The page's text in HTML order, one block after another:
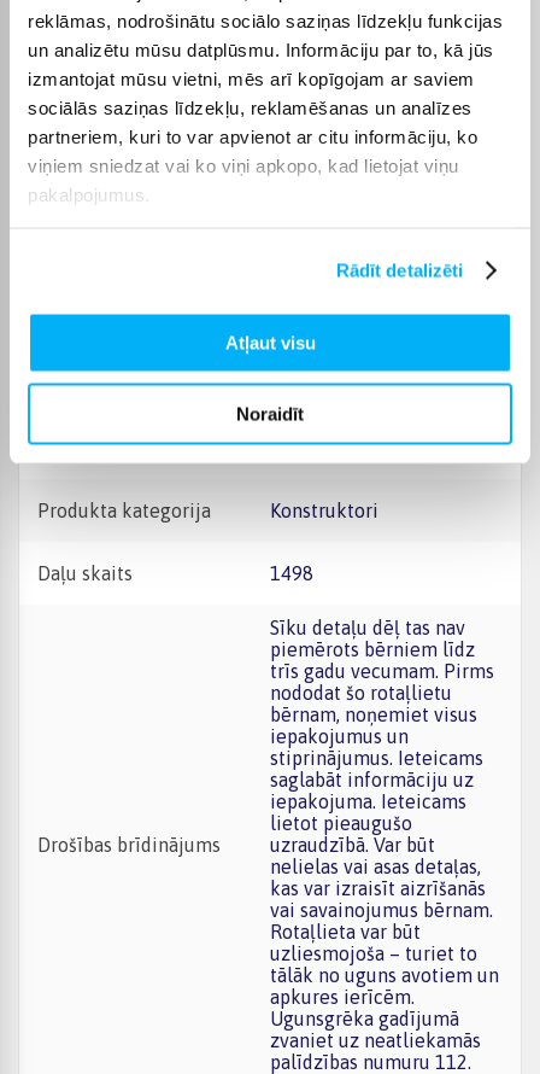
reklāmas, nodrošinātu sociālo saziņas līdzekļu funkcijas
un analizētu mūsu datplūsmu. Informāciju par to, kā jūs
izmantojat mūsu vietni, mēs arī kopīgojam ar saviem
sociālās saziņas līdzekļu, reklamēšanas un analīzes
partneriem, kuri to var apvienot ar citu informāciju, ko
viņiem sniedzat vai ko viņi apkopo, kad lietojat viņu
pakalpojumus.
Rādīt detalizēti
Atļaut visu
Noraidīt
CE sertifikāts
marķējumu atradīsiet uz
iepakojuma. Saglabājiet
informāciju par ražotāju
un importētāju
turpmākām atsauksmēm.
Tie ir norādīti uz
iepakojuma.
Komplektēšanas valsts
Platums 354 mm
Dziļums 378 mm
Svars, Kg 1.809
Produkta kategorija Konstruktori
Daļu skaits 1498
Drošības brīdinājums
Sīku detaļu dēļ tas nav
piemērots bērniem līdz
trīs gadu vecumam. Pirms
nododat šo rotaļlietu
bērnam, noņemiet visus
iepakojumus un
stiprinājumus. Ieteicams
saglabāt informāciju uz
iepakojuma. Ieteicams
lietot pieaugušo
uzraudzībā. Var būt
nelielas vai asas detaļas,
kas var izraisīt aizrīšanās
vai savainojumus bērnam.
Rotaļlieta var būt
uzliesmojoša – turiet to
tālāk no uguns avotiem un
apkures ierīcēm.
Ugunsgrēka gadījumā
zvaniet uz neatliekamās
palīdzības numuru 112.